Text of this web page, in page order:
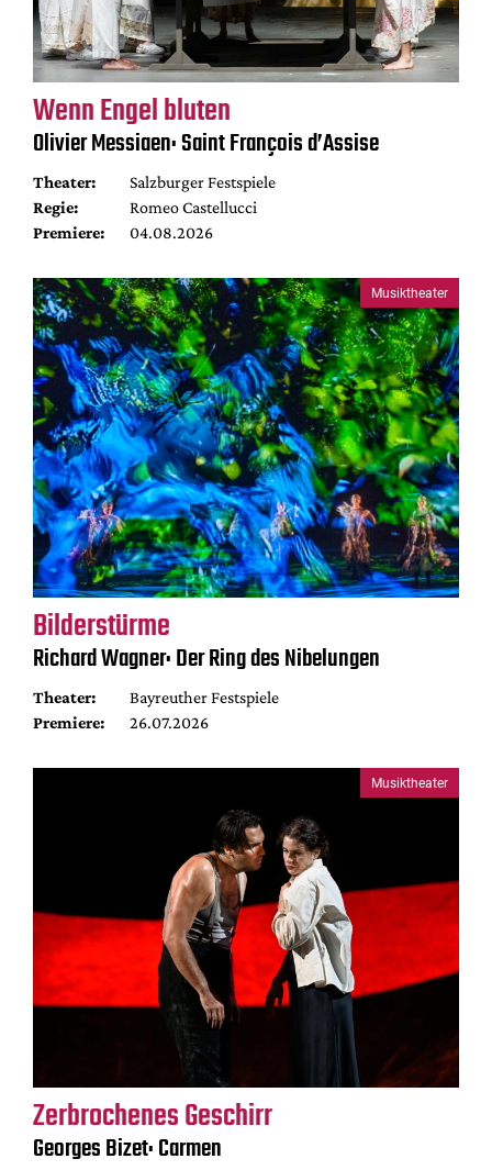
Wenn Engel bluten
Olivier Messiaen: Saint François d’Assise
Theater:
Salzburger Festspiele
Regie:
Romeo Castellucci
Premiere:
04.08.2026
Musiktheater
Bilderstürme
Richard Wagner: Der Ring des Nibelungen
Theater:
Bayreuther Festspiele
Premiere:
26.07.2026
Musiktheater
Zerbrochenes Geschirr
Georges Bizet: Carmen